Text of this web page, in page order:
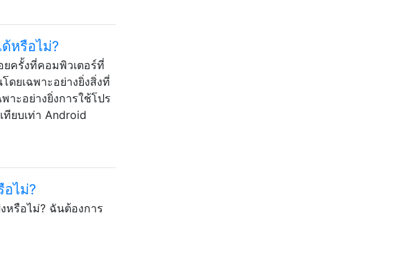
หรือไม่?
ครั้งที่คอมพิวเตอร์ที่
ยเฉพาะอย่างยิ่งสิ่งที่
ะอย่างยิ่งการใช้โปร
ยบเท่า Android
ไม่?
หรือไม่? ฉันต้องการ